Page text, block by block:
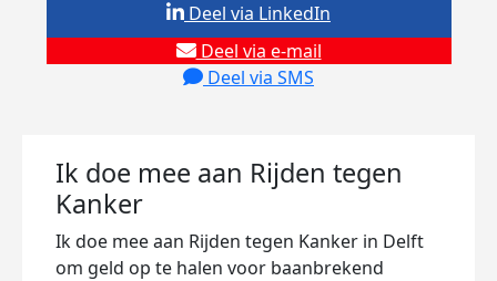
Deel via e-mail
Deel via SMS
Deel via LinkedIn
Ik doe mee aan Rijden tegen
Kanker
Ik doe mee aan Rijden tegen Kanker in Delft
om geld op te halen voor baanbrekend